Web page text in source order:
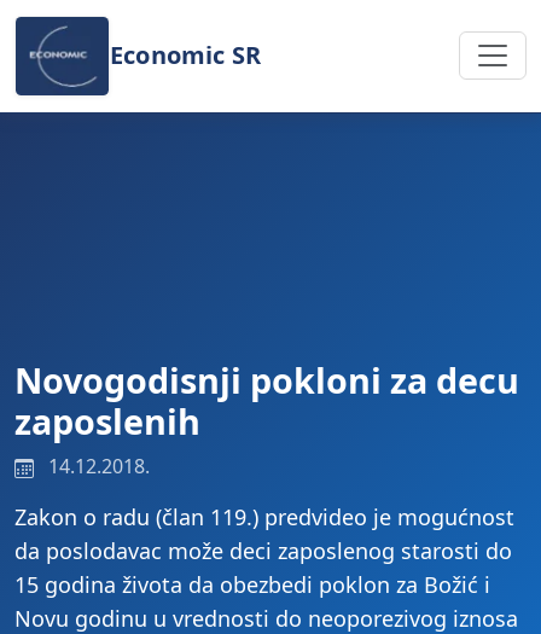
Preskoči na sadržaj
Economic SR
Novogodisnji pokloni za decu
zaposlenih
14.12.2018.
Zakon o radu (član 119.) predvideo je mogućnost
da poslodavac može deci zaposlenog starosti do
15 godina života da obezbedi poklon za Božić i
Novu godinu u vrednosti do neoporezivog iznosa